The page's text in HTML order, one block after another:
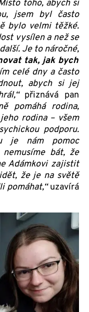
toho, abych si
jsem byl často
bylo velmi těžké.
vysílen a než se
Je to náročné,
tak, jak bych
celé dny a často
abych si jej
přiznává pan
pomáhá rodina,
rodina – všem
podporu.
je nám pomoc
bát, že
Adámkovi zajistit
že je na světě
pomáhat,“uzavírá